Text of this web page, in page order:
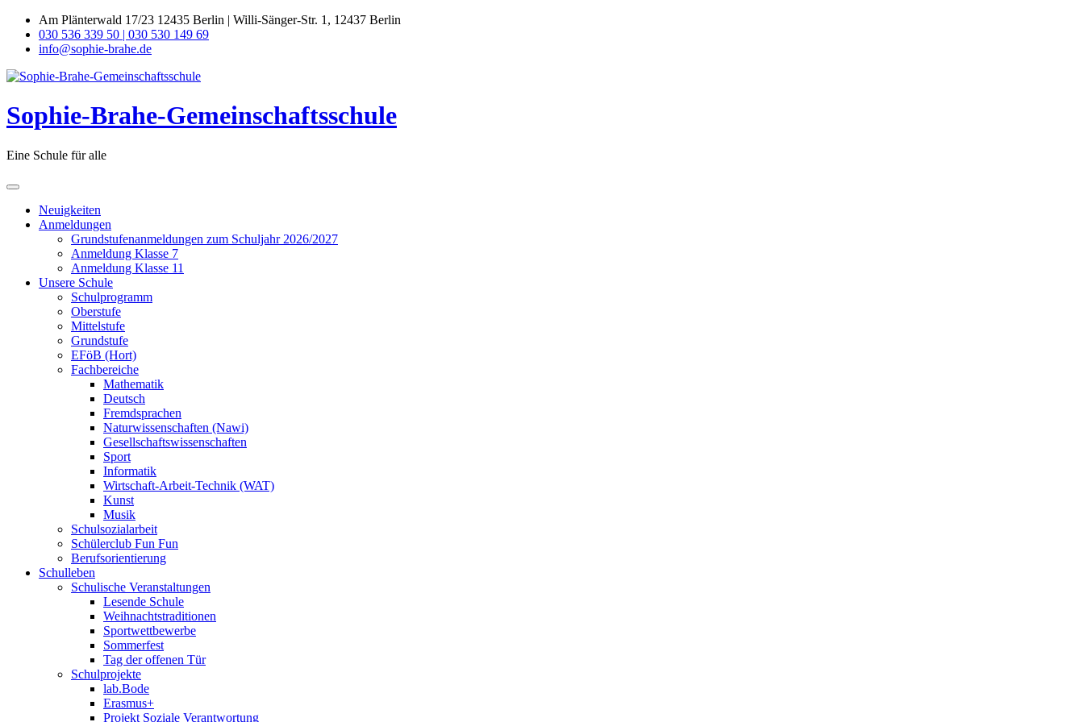
Skip
content
Am Plänterwald 17/23 12435 Berlin | Willi-Sänger-Str. 1, 12437 Berlin
030 536 339 50 | 030 530 149 69
info@sophie-brahe.de
Sophie-Brahe-Gemeinschaftsschule
Eine Schule für alle
Neuigkeiten
Anmeldungen
Grundstufenanmeldungen zum Schuljahr 2026/2027
Anmeldung Klasse 7
Anmeldung Klasse 11
Unsere Schule
Schulprogramm
Oberstufe
Mittelstufe
Grundstufe
EFöB (Hort)
Fachbereiche
Mathematik
Deutsch
Fremdsprachen
Naturwissenschaften (Nawi)
Gesellschaftswissenschaften
Sport
Informatik
Wirtschaft-Arbeit-Technik (WAT)
Kunst
Musik
Schulsozialarbeit
Schülerclub Fun Fun
Berufsorientierung
Schulleben
Schulische Veranstaltungen
Lesende Schule
Weihnachtstraditionen
Sportwettbewerbe
Sommerfest
Tag der offenen Tür
Schulprojekte
lab.Bode
Erasmus+
Projekt Soziale Verantwortung